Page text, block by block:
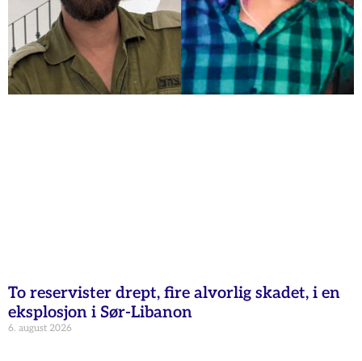
To reservister drept, fire alvorlig skadet, i en
eksplosjon i Sør-Libanon
6. august 2026